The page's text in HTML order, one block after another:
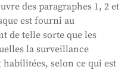
des paragraphes 1, 2 et
est fourni au
de telle sorte que les
la surveillance
selon ce qui est